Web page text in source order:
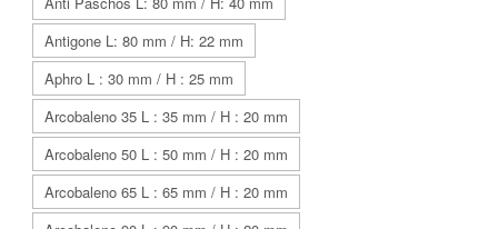
Antigone L: 80 mm / H: 22 mm
Aphro L : 30 mm / H : 25 mm
Arcobaleno 35 L : 35 mm / H : 20 mm
Arcobaleno 50 L : 50 mm / H : 20 mm
Arcobaleno 65 L : 65 mm / H : 20 mm